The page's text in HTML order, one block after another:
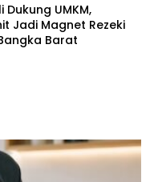
Dukung UMKM,
Jadi Magnet Rezeki
Barat